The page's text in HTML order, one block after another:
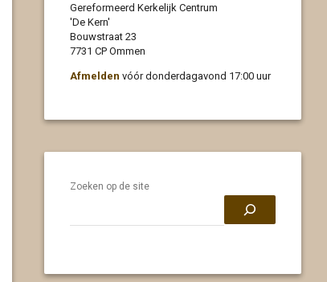
Gereformeerd Kerkelijk Centrum
'De Kern'
Bouwstraat 23
7731 CP Ommen
Afmelden vóór donderdagavond 17:00 uur
Zoeken op de site